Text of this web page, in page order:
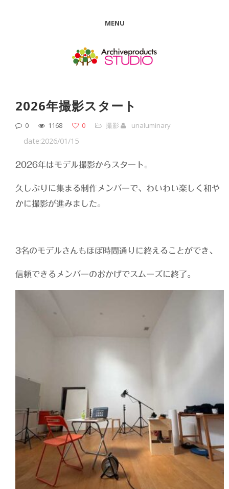
MENU
2026年撮影スタート
0 1168 0 撮影 unaluminary
date:2026/01/15
2026年はモデル撮影からスタート。
久しぶりに集まる制作メンバーで、わいわい楽しく和や
かに撮影が進みました。
3名のモデルさんもほぼ時間通りに終えることができ、
信頼できるメンバーのおかげでスムーズに終了。